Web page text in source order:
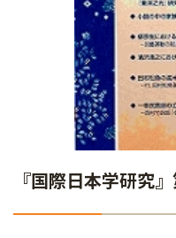
『国際日本学研究